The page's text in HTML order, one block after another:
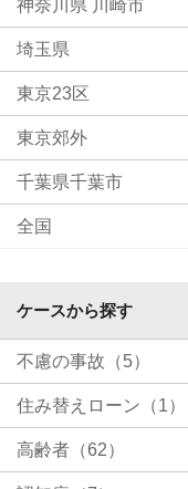
神奈川県 川崎市
埼玉県
東京23区
東京郊外
千葉県千葉市
全国
ケースから探す
不慮の事故（5）
住み替えローン（1）
高齢者（62）